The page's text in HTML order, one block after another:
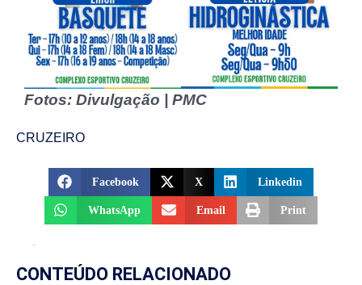
Fotos: Divulgação | PMC
CRUZEIRO
Facebook X Linkedin
WhatsApp Email Print
CONTEÚDO RELACIONADO